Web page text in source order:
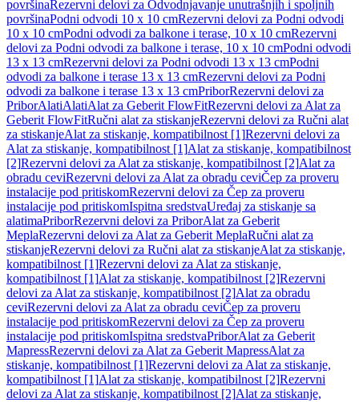
površinaRezervni delovi za Odvodnjavanje unutrašnjih i spoljnih
površinaPodni odvodi 10 x 10 cmRezervni delovi za Podni odvodi
10 x 10 cmPodni odvodi za balkone i terase, 10 x 10 cmRezervni
delovi za Podni odvodi za balkone i terase, 10 x 10 cmPodni odvodi
13 x 13 cmRezervni delovi za Podni odvodi 13 x 13 cmPodni
odvodi za balkone i terase 13 x 13 cmRezervni delovi za Podni
odvodi za balkone i terase 13 x 13 cmPriborRezervni delovi za
PriborAlatiAlatiAlat za Geberit FlowFitRezervni delovi za Alat za
Geberit FlowFitRučni alat za stiskanjeRezervni delovi za Ručni alat
za stiskanjeAlat za stiskanje, kompatibilnost [1]Rezervni delovi za
Alat za stiskanje, kompatibilnost [1]Alat za stiskanje, kompatibilnost
[2]Rezervni delovi za Alat za stiskanje, kompatibilnost [2]Alat za
obradu ceviRezervni delovi za Alat za obradu ceviČep za proveru
instalacije pod pritiskomRezervni delovi za Čep za proveru
instalacije pod pritiskomIspitna sredstvaUređaj za stiskanje sa
alatimaPriborRezervni delovi za PriborAlat za Geberit
MeplaRezervni delovi za Alat za Geberit MeplaRučni alat za
stiskanjeRezervni delovi za Ručni alat za stiskanjeAlat za stiskanje,
kompatibilnost [1]Rezervni delovi za Alat za stiskanje,
kompatibilnost [1]Alat za stiskanje, kompatibilnost [2]Rezervni
delovi za Alat za stiskanje, kompatibilnost [2]Alat za obradu
ceviRezervni delovi za Alat za obradu ceviČep za proveru
instalacije pod pritiskomRezervni delovi za Čep za proveru
instalacije pod pritiskomIspitna sredstvaPriborAlat za Geberit
MapressRezervni delovi za Alat za Geberit MapressAlat za
stiskanje, kompatibilnost [1]Rezervni delovi za Alat za stiskanje,
kompatibilnost [1]Alat za stiskanje, kompatibilnost [2]Rezervni
delovi za Alat za stiskanje, kompatibilnost [2]Alat za stiskanje,